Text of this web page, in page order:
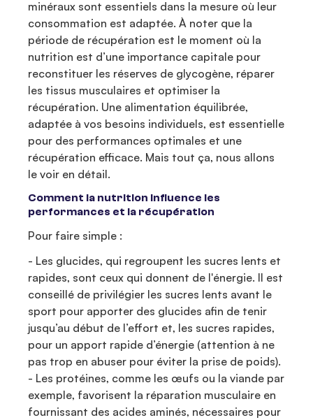
minéraux sont essentiels dans la mesure où leur
consommation est adaptée. À noter que la
période de récupération est le moment où la
nutrition est d’une importance capitale pour
reconstituer les réserves de glycogène, réparer
les tissus musculaires et optimiser la
récupération. Une alimentation équilibrée,
adaptée à vos besoins individuels, est essentielle
pour des performances optimales et une
récupération efficace. Mais tout ça, nous allons
le voir en détail.
Comment la nutrition influence les
performances et la récupération
Pour faire simple :
- Les glucides, qui regroupent les sucres lents et
rapides, sont ceux qui donnent de l'énergie. Il est
conseillé de privilégier les sucres lents avant le
sport pour apporter des glucides afin de tenir
jusqu’au début de l’effort et, les sucres rapides,
pour un apport rapide d’énergie (attention à ne
pas trop en abuser pour éviter la prise de poids).
- Les protéines, comme les œufs ou la viande par
exemple, favorisent la réparation musculaire en
fournissant des acides aminés, nécessaires pour